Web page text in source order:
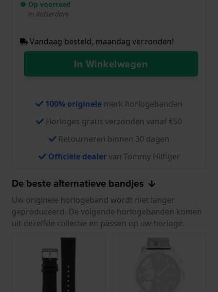
● Op voorraad
in Rotterdam
Vandaag besteld, maandag verzonden!
In Winkelwagen
100% originele merk horlogebanden
Horloges gratis verzonden vanaf €50
Retourneren binnen 30 dagen
Officiële dealervan Tommy Hilfiger
De beste alternatieve bandjes
Uw originele horlogeband wordt niet langer
geproduceerd. De volgende horlogebanden komen
uit dezelfde collectie en passen op uw horloge.